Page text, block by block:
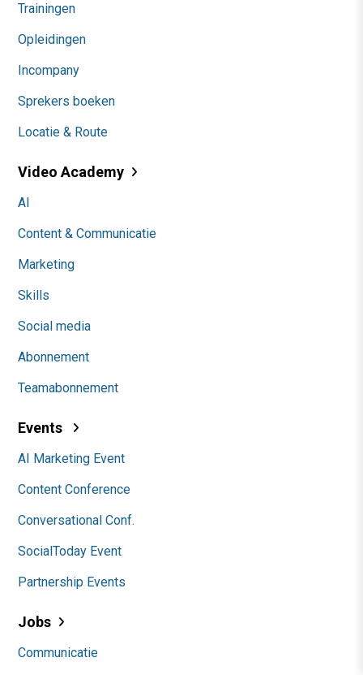
Trainingen
Opleidingen
Incompany
Sprekers boeken
Locatie & Route
Video Academy
AI
Content & Communicatie
Marketing
Skills
Social media
Abonnement
Teamabonnement
Events
AI Marketing Event
Content Conference
Conversational Conf.
SocialToday Event
Partnership Events
Jobs
Communicatie